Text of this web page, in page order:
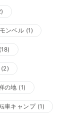
モンベル (1)
(18)
(2)
の地 (1)
車キャンプ(1)